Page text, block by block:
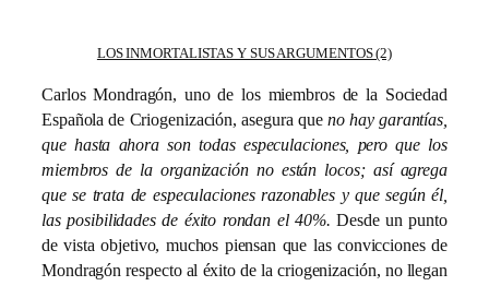
LOS INMORTALISTAS Y SUS ARGUMENTOS (2)
Carlos Mondragón, uno de los miembros de la Sociedad
Española de Criogenización, asegura que no hay garantías,
que hasta ahora son todas especulaciones, pero que los
miembros de la organización no están locos; así agrega
que se trata de especulaciones razonables y que según él,
las posibilidades de éxito rondan el 40%. Desde un punto
de vista objetivo, muchos piensan que las convicciones de
Mondragón respecto al éxito de la criogenización, no llegan